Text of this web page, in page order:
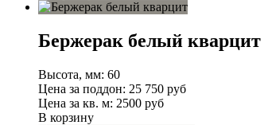
Бержерак белый кварцит
Высота, мм: 60
Цена за поддон: 25 750 руб
Цена за кв. м: 2500 руб
В корзину